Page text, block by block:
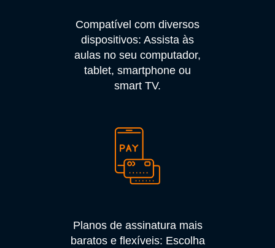
Compatível com diversos
dispositivos: Assista às
aulas no seu computador,
tablet, smartphone ou
smart TV.
Planos de assinatura mais
baratos e flexíveis: Escolha